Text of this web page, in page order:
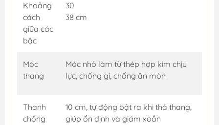
Khoảng
cách
giữa các
bậc
30
38 cm
Móc
thang
Móc nhỏ làm từ thép hợp kim chịu
lực, chống gỉ, chống ăn mòn
Thanh
chống
10 cm, tự động bật ra khi thả thang,
giúp ổn định và giảm xoắn